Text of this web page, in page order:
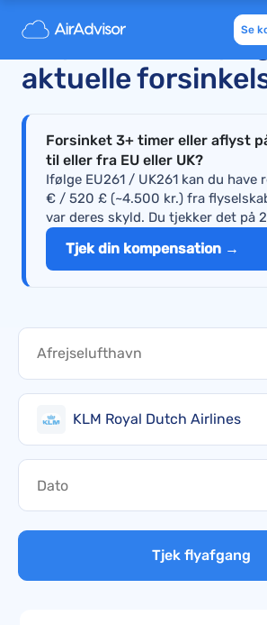
Se
Aflyste KLM-fly
aktuelle
Forsinket 3+ timer eller aflyst
til eller fra EU eller UK?
Ifølge EU261 / UK261 kan du
€ / 520 £ (~4.500 kr.) fra
var deres skyld. Du tjekker det på
Tjek din kompensation →
KLM Royal Dutch Airlines
Tjek flyafgang